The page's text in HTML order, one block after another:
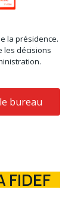
la présidence.
les décisions
bureau
FIDEF